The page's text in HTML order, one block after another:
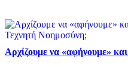
Αρχίζουμε να «αφήνουμε»